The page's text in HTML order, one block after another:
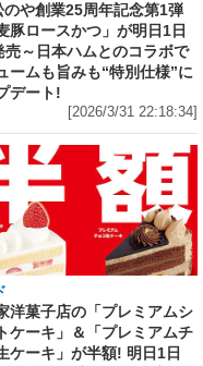
のや創業25周年記念第1弾
豚ロースかつ」が明日1日
売～日本ハムとのコラボで
ームも旨みも“特別仕様”に
デート!
[2026/3/31 22:18:34]
洋菓子店の「プレミアムシ
ケーキ」＆「プレミアムチ
ケーキ」が半額! 明日1日